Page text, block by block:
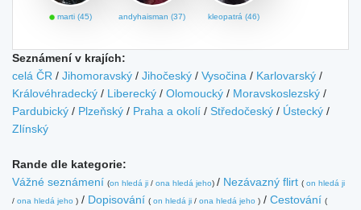
marti (45) andyhaisman (37) kleopatrá (46)
Seznámení v krajích:
celá ČR / Jihomoravský / Jihočeský / Vysočina / Karlovarský /
Královéhradecký / Liberecký / Olomoucký / Moravskoslezský /
Pardubický / Plzeňský / Praha a okolí / Středočeský / Ústecký /
Zlínský
Rande dle kategorie:
Vážné seznámení (on hledá ji / ona hledá jeho) / Nezávazný flirt ( on hledá ji
/ ona hledá jeho ) / Dopisování ( on hledá ji / ona hledá jeho ) / Cestování (